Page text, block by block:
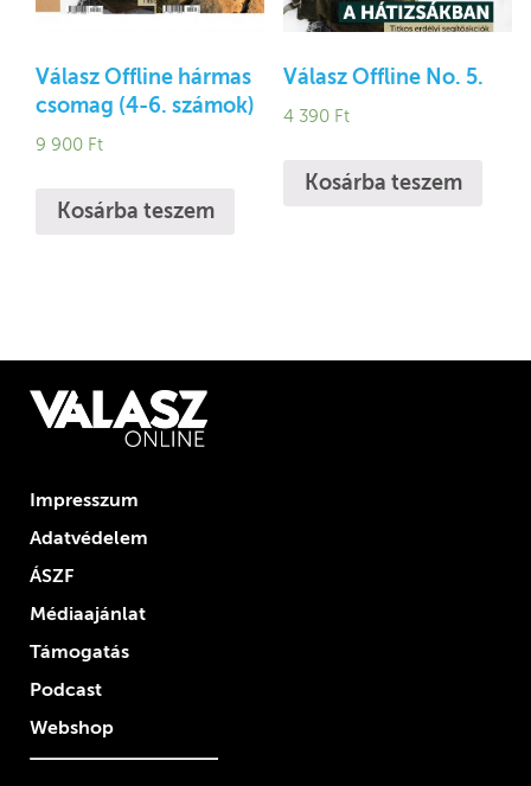
Válasz Offline hármas
csomag (4-6. számok)
9 900 Ft
Kosárba teszem
Válasz Offline No. 5.
4 390 Ft
Kosárba teszem
Impresszum
Adatvédelem
ÁSZF
Médiaajánlat
Támogatás
Podcast
Webshop